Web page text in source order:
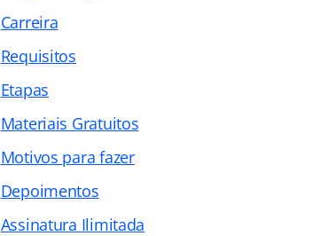
Carreira
Requisitos
Etapas
Materiais Gratuitos
Motivos para fazer
Depoimentos
Assinatura Ilimitada